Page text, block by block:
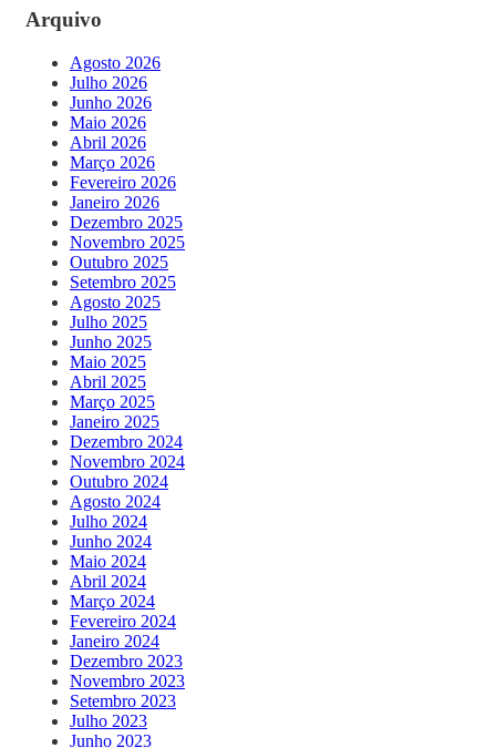
Arquivo
Agosto 2026
Julho 2026
Junho 2026
Maio 2026
Abril 2026
Março 2026
Fevereiro 2026
Janeiro 2026
Dezembro 2025
Novembro 2025
Outubro 2025
Setembro 2025
Agosto 2025
Julho 2025
Junho 2025
Maio 2025
Abril 2025
Março 2025
Janeiro 2025
Dezembro 2024
Novembro 2024
Outubro 2024
Agosto 2024
Julho 2024
Junho 2024
Maio 2024
Abril 2024
Março 2024
Fevereiro 2024
Janeiro 2024
Dezembro 2023
Novembro 2023
Setembro 2023
Julho 2023
Junho 2023